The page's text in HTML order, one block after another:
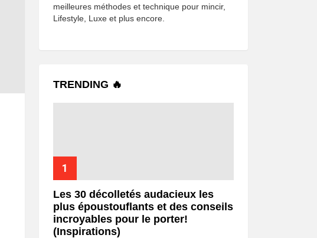
meilleures méthodes et technique pour mincir,
Lifestyle, Luxe et plus encore.
TRENDING 🔥
Les 30 décolletés audacieux les
plus époustouflants et des conseils
incroyables pour le porter!
(Inspirations)